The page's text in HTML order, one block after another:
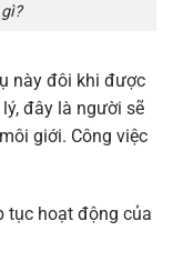
này đôi khi được
đây là người sẽ
giới. Công việc
tục hoạt động của